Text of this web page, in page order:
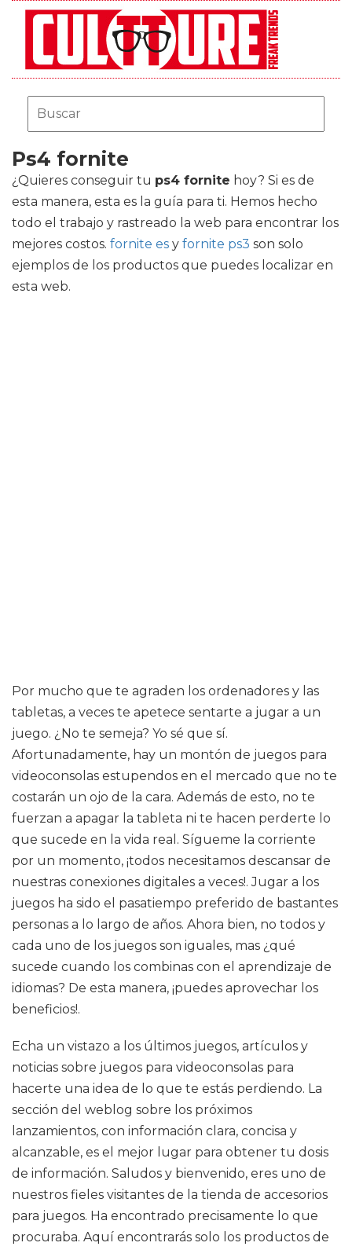
Ps4 fornite
¿Quieres conseguir tu ps4 fornite hoy? Si es de
esta manera, esta es la guía para ti. Hemos hecho
todo el trabajo y rastreado la web para encontrar los
mejores costos. fornite es y fornite ps3 son solo
ejemplos de los productos que puedes localizar en
esta web.
Por mucho que te agraden los ordenadores y las
tabletas, a veces te apetece sentarte a jugar a un
juego. ¿No te semeja? Yo sé que sí.
Afortunadamente, hay un montón de juegos para
videoconsolas estupendos en el mercado que no te
costarán un ojo de la cara. Además de esto, no te
fuerzan a apagar la tableta ni te hacen perderte lo
que sucede en la vida real. Sígueme la corriente
por un momento, ¡todos necesitamos descansar de
nuestras conexiones digitales a veces!. Jugar a los
juegos ha sido el pasatiempo preferido de bastantes
personas a lo largo de años. Ahora bien, no todos y
cada uno de los juegos son iguales, mas ¿qué
sucede cuando los combinas con el aprendizaje de
idiomas? De esta manera, ¡puedes aprovechar los
beneficios!.
Echa un vistazo a los últimos juegos, artículos y
noticias sobre juegos para videoconsolas para
hacerte una idea de lo que te estás perdiendo. La
sección del weblog sobre los próximos
lanzamientos, con información clara, concisa y
alcanzable, es el mejor lugar para obtener tu dosis
de información. Saludos y bienvenido, eres uno de
nuestros fieles visitantes de la tienda de accesorios
para juegos. Ha encontrado precisamente lo que
procuraba. Aquí encontrarás solo los productos de